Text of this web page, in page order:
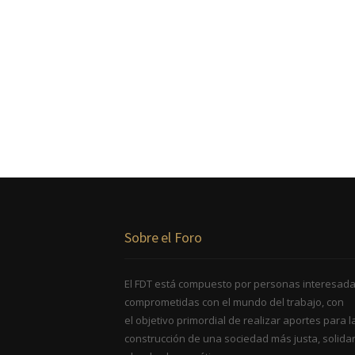
Sobre el Foro
El FDT está compuesto por personas
comprometidas con el mundo del trabajo, con
el objetivo primordial de realizar aportes para
construcción de una sociedad más justa,